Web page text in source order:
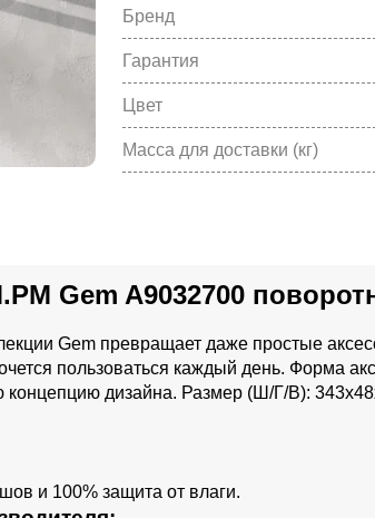
Бренд
Гарантия
Цвет
Масса для доставки (кг)
Gem A9032700
Gem превращает даже простые
пользоваться каждый день. Форма
концепцию дизайна. Размер (Ш/Г/В):
и 100% защита от влаги.